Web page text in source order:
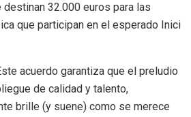
destinan 32.000 euros para las
que participan en el esperado Inici
acuerdo garantiza que el preludio
de calidad y talento,
brille (y suene) como se merece